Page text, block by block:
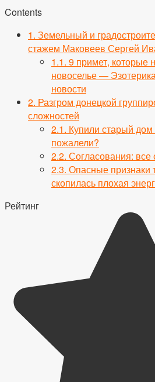
Contents
1. Земельный и
стажем Маковеев Сергей
1.1. 9 примет, которые
новоселье —
новости
2. Разгром донецкой
сложностей
2.1. Купили старый
пожалели?
2.2. Согласования: все
2.3. Опасные признаки
скопилась плохая
Рейтинг